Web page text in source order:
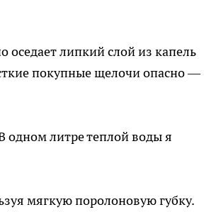
оседает липкий слой из капель
покупные щелочи опасно —
одном литре теплой воды я
мягкую поролоновую губку.